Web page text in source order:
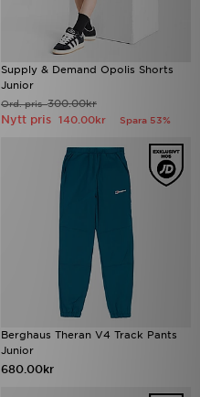
Supply & Demand Opolis Shorts
Junior
Ord. pris300.00kr
Nytt pris 140.00kr Spara 53%
Berghaus Theran V4 Track Pants
Junior
680.00kr